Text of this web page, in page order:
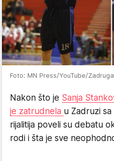
Foto: MN Press/YouTube/
Nakon što je Sanja
je zatrudnela u Zadruzi
rijalitija poveli su debatu
rodi i šta je sve